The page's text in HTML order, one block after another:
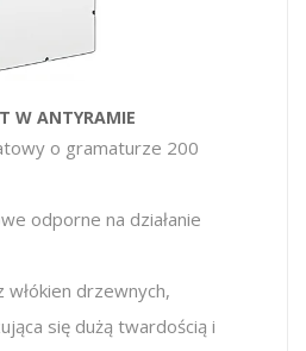
W ANTYRAMIE
o gramaturze 200
odporne na działanie
włókien drzewnych,
się dużą twardością i